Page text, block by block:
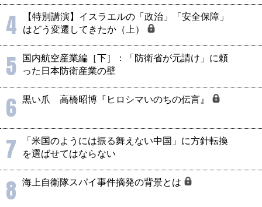
4
【特別講演】イスラエルの「政治」「安全保障」
はどう変遷してきたか（上）
5
国内航空産業編［下］：「防衛省が元請け」に頼
った日本防衛産業の壁
6 黒い爪 高橋昭博『ヒロシマいのちの伝言』
7
「米国のようには振る舞えない中国」に方針転換
を選ばせてはならない
8 海上自衛隊スパイ事件摘発の背景とは